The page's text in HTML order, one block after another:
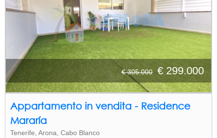
€ 305.000 € 299.000
Appartamento in vendita - Residence
Mararía
Tenerife, Arona, Cabo Blanco